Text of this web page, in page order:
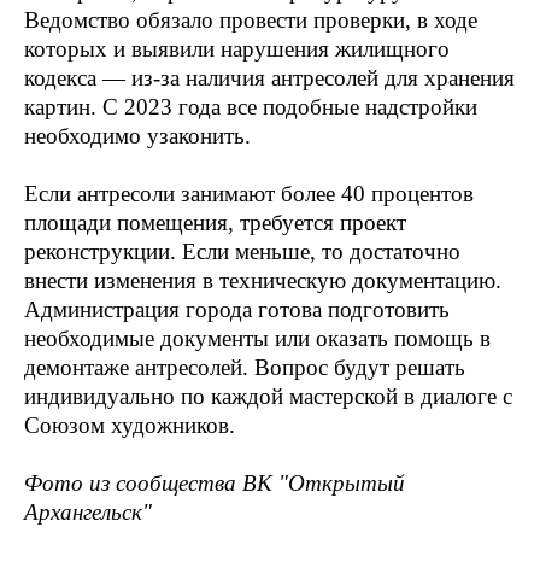
Ведомство обязало провести проверки, в ходе
которых и выявили нарушения жилищного
кодекса — из-за наличия антресолей для хранения
картин. С 2023 года все подобные надстройки
необходимо узаконить.
Если антресоли занимают более 40 процентов
площади помещения, требуется проект
реконструкции. Если меньше, то достаточно
внести изменения в техническую документацию.
Администрация города готова подготовить
необходимые документы или оказать помощь в
демонтаже антресолей. Вопрос будут решать
индивидуально по каждой мастерской в диалоге с
Союзом художников.
Фото из сообщества ВК "Открытый
Архангельск"